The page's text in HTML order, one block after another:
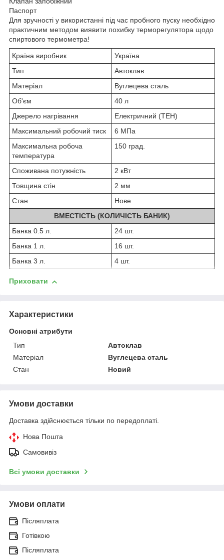
Паспорт
Для зручності у використанні під час пробного пуску необхідно
практичним методом виявити похибку терморегулятора щодо
спиртового термометра!
Країна виробник
Україна
Тип
Автоклав
Матеріал
Вуглецева сталь
Об'єм
40 л
Джерело нагрівання
Електричний (ТЕН)
Максимальний робочий тиск
6 МПа
Максимальна робоча
температура
150 град.
Споживана потужність
2 кВт
Товщина стін
2 мм
Стан
Нове
ВМЕСТІСТЬ (КОЛИЧІСТЬ БАНИК)
Банка 0.5 л.
24 шт.
Банка 1 л.
16 шт.
Банка 3 л.
4 шт.
Приховати
Характеристики
Основні атрибути
Тип
Автоклав
Матеріал
Вуглецева сталь
Стан
Новий
Умови доставки
Доставка здійснюється тільки по передоплаті.
Нова Пошта
Самовивіз
Всі умови доставки
Умови оплати
Післяплата
Готівкою
Післяплата